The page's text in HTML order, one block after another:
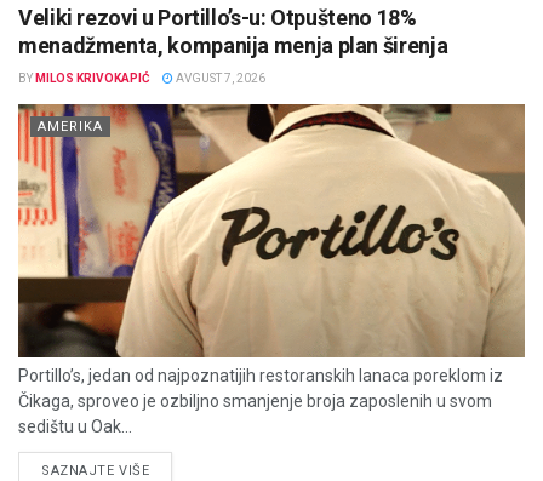
Veliki rezovi u Portillo’s-u: Otpušteno 18%
menadžmenta, kompanija menja plan širenja
BY MILOS KRIVOKAPIĆ AVGUST 7, 2026
AMERIKA
Portillo’s, jedan od najpoznatijih restoranskih lanaca poreklom iz
Čikaga, sproveo je ozbiljno smanjenje broja zaposlenih u svom
sedištu u Oak...
SAZNAJTE VIŠEDETAILS